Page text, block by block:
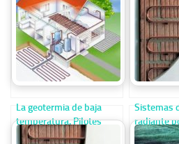
La geotermia de baja
temperatura. Pilotes
térmicos
Sistemas
radiante
paredes